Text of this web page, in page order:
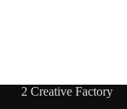
2 Creative Factory